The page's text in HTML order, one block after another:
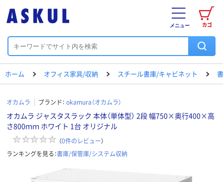
カゴ
メニュー
ホーム オフィス家具/収納 スチール書庫/キャビネット
オカムラ ブランド： okamura（オカムラ）
オカムラ ジャスタスラック 本体（単体型） 2段 幅750×奥行400×高
さ800ｍｍ ホワイト 1台 オリジナル
（0件のレビュー）
ランキングを見る：書庫/保管庫/システム収納